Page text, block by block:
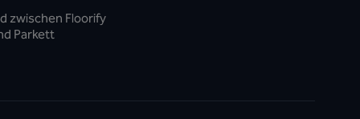
zwischen Floorify
Parkett